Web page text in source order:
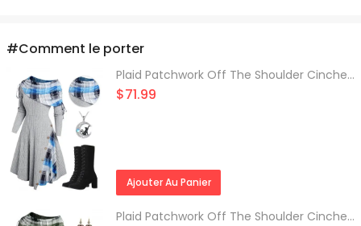
#Comment le porter
Plaid Patchwork Off The Shoulder Cinched Asymmetric Dress and Chunky Heel Mid Calf Boots Chain Necklace Outfit
$71.99
Ajouter Au Panier
Plaid Patchwork Off The Shoulder Cinched Asymmetric Dress and Lace Up Mid Calf Boots Faux Crystal Drop Earrings Outfit